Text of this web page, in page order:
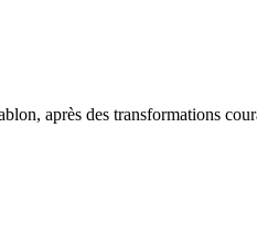
après des transformations